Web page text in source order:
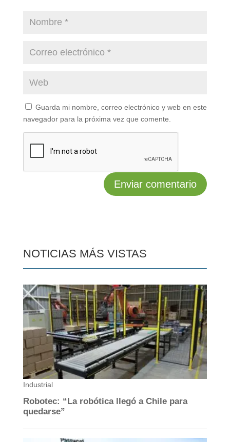
Guarda mi nombre, correo electrónico y web en este
navegador para la próxima vez que comente.
NOTICIAS MÁS VISTAS